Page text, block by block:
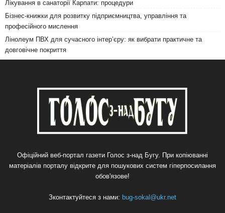
Лікування в санаторії Карпати: процедури
Бізнес-книжки для розвитку підприємництва, управління та
професійного мислення
Лінолеум ПВХ для сучасного інтер’єру: як вибрати практичне та
довговічне покриття
Офіційний веб-портал газети Голос з-над Бугу. При копіюванні
матеріалів порталу відкрите для пошукових систем гіперпосилання
обов'язове!
Зконтактуйтеся з нами: bug-sokal@ukr.net